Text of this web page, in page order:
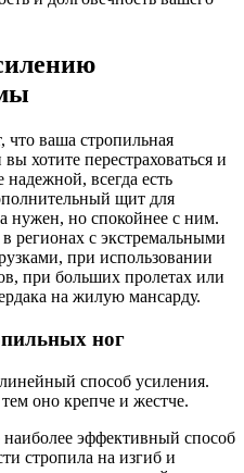
что ваша стропильная
хотите перестраховаться и
всегда есть
щит для
нужен, но спокойнее с ним.
регионах с экстремальными
при использовании
при больших пролетах или
на жилую мансарду.
ног
способ усиления.
оно крепче и жестче.
эффективный способ
стропила на изгиб и